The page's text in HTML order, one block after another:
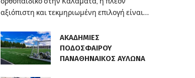
αξιόπιστη και τεκμηριωμένη επιλογή είναι…
ΑΚΑΔΗΜΙΕΣ
ΠΟΔΟΣΦΑΙΡΟΥ
ΠΑΝΑΘΗΝΑΙΚΟΣ ΑΥΛΩΝΑ